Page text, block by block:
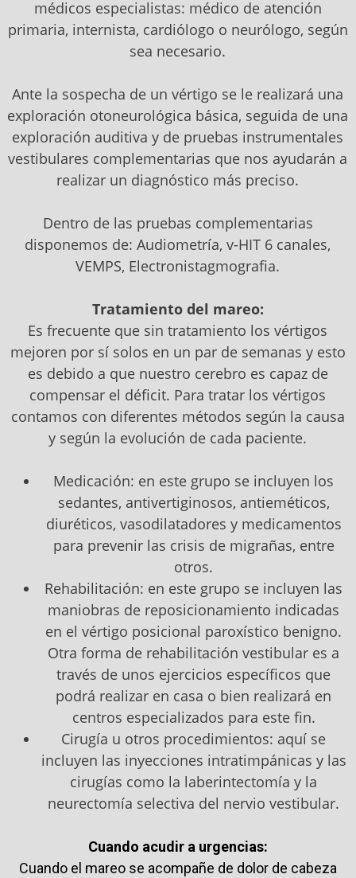
médicos especialistas: médico de atención
primaria, internista, cardiólogo o neurólogo, según
sea necesario.
Ante la sospecha de un vértigo se le realizará una
exploración otoneurológica básica, seguida de una
exploración auditiva y de pruebas instrumentales
vestibulares complementarias que nos ayudarán a
realizar un diagnóstico más preciso.
Dentro de las pruebas complementarias
disponemos de: Audiometría, v-HIT 6 canales,
VEMPS, Electronistagmografia.
Tratamiento del mareo:
Es frecuente que sin tratamiento los vértigos
mejoren por sí solos en un par de semanas y esto
es debido a que nuestro cerebro es capaz de
compensar el déficit. Para tratar los vértigos
contamos con diferentes métodos según la causa
y según la evolución de cada paciente.
Medicación: en este grupo se incluyen los
sedantes, antivertiginosos, antieméticos,
diuréticos, vasodilatadores y medicamentos
para prevenir las crisis de migrañas, entre
otros.
Rehabilitación: en este grupo se incluyen las
maniobras de reposicionamiento indicadas
en el vértigo posicional paroxístico benigno.
Otra forma de rehabilitación vestibular es a
través de unos ejercicios específicos que
podrá realizar en casa o bien realizará en
centros especializados para este fin.
Cirugía u otros procedimientos: aquí se
incluyen las inyecciones intratimpánicas y las
cirugías como la laberintectomía y la
neurectomía selectiva del nervio vestibular.
Cuando acudir a urgencias:
Cuando el mareo se acompañe de dolor de cabeza